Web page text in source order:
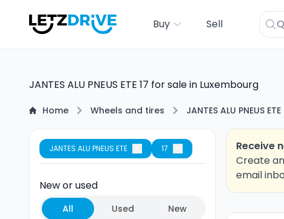
Buy Sell
JANTES ALU PNEUS ETE 17 for sale in Luxembourg
Home Wheels and tires JANTES ALU PNEUS ETE
JANTES ALU PNEUS ETE 17
New or used
All Used New
Receive
Create
email